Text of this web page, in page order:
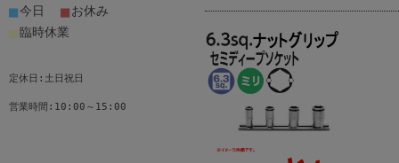
■今日 ■お休み
■臨時休業
定休日:土日祝日
営業時間:10:00～15:00